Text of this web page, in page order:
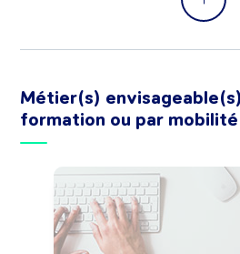
Métier(s)
formation ou par mobilité